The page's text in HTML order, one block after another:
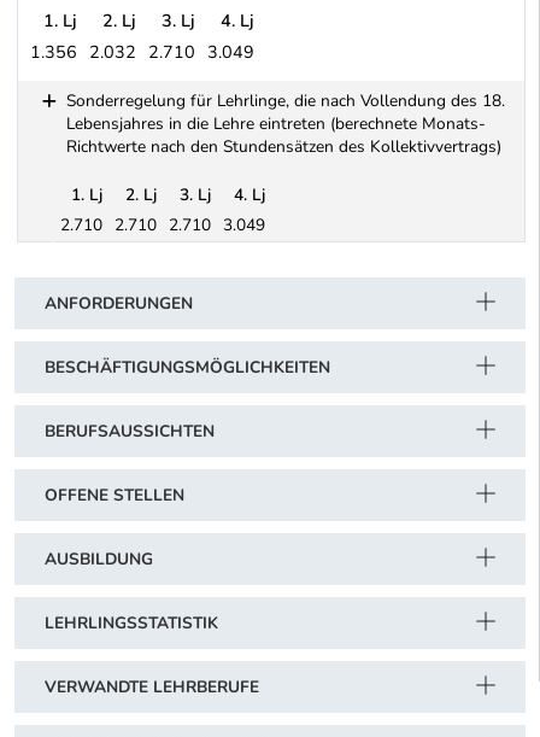
1. Lj 2. Lj 3. Lj
4. Lj
1.356 2.032 2.710 3.049
Sonderregelung für Lehrlinge, die nach Vollendung des 18.
Lebensjahres in die Lehre eintreten (berechnete Monats-
Richtwerte nach den Stundensätzen des Kollektivvertrags)
1. Lj 2. Lj 3. Lj
4. Lj
2.710 2.710 2.710 3.049
ANFORDERUNGEN
BESCHÄFTIGUNGSMÖGLICHKEITEN
BERUFSAUSSICHTEN
OFFENE STELLEN
AUSBILDUNG
LEHRLINGSSTATISTIK
VERWANDTE LEHRBERUFE